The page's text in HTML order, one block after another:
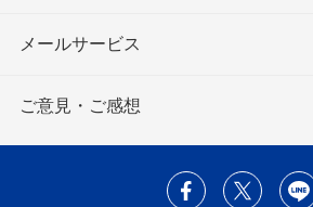
メールサービス
ご意見・ご感想